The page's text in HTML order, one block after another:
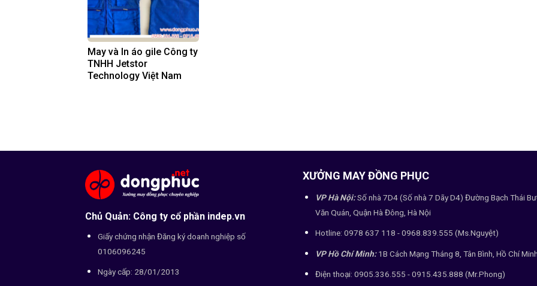
May và In áo gile Công ty
TNHH Jetstor
Technology Việt Nam
Chủ Quản: Công ty cổ phần indep.vn
Giấy chứng nhận Đăng ký doanh nghiệp số
0106096245
Ngày cấp: 28/01/2013
XƯỞNG MAY ĐỒNG PHỤC
VP Hà Nội:Số nhà 7D4 (Số nhà 7 Dãy D4) Đường Bạch Thái
Văn Quán, Quận Hà Đông, Hà Nội
Hotline: 0978 637 118 - 0968.839.555 (Ms.Nguyệt)
VP Hồ Chí Minh:1B Cách Mạng Tháng 8, Tân Bình, Hồ Chí
Điện thoại: 0905.336.555 - 0915.435.888 (Mr.Phong)